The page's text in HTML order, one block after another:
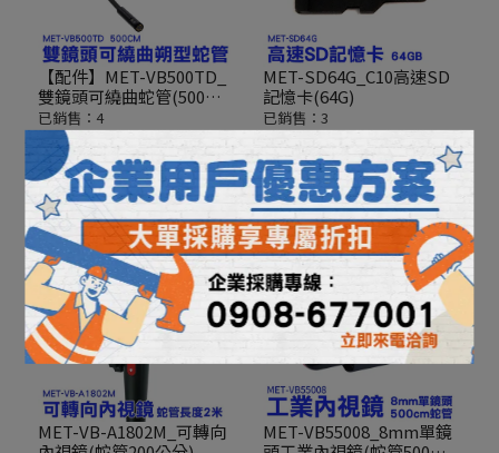
【配件】MET-VB500TD_
雙鏡頭可繞曲蛇管(500公
分)
已銷售：4
NT$833
加入購物車
MET-SD64G_C10高速SD
記憶卡(64G)
已銷售：3
加入購物車
MET-VB-A1802M_可轉向
MET-VB55008_8mm單鏡